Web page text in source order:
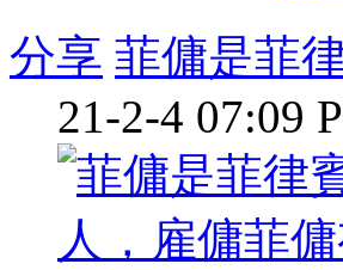
分享 菲傭是菲
21-2-4 07:09